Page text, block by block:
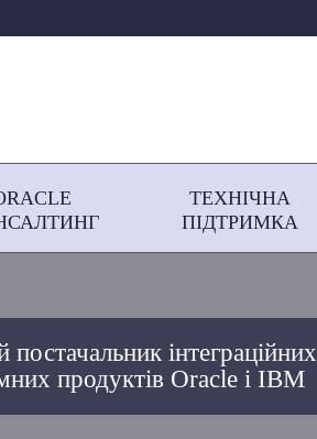
ТЕХНІЧНА
ПІДТРИМКА
інтеграційних
продуктів Oracle і IBM